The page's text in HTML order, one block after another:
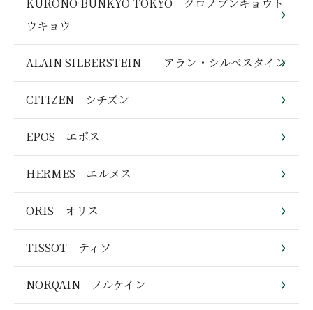
ウキョウ
ALAIN SILBERSTEIN アラン・シルベスタイン
CITIZEN シチズン
EPOS エポス
HERMES エルメス
ORIS オリス
TISSOT ティソ
NORQAIN ノルケイン